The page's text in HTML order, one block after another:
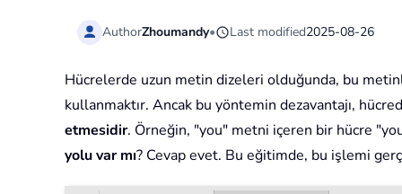
AuthorZhoumandy• Last modified2025-08-26
Hücrelerde uzun metin dizeleri olduğunda, bu
kullanmaktır. Ancak bu yöntemin dezavantajı,
etmesidir. Örneğin, "you" metni içeren bir hücre
yolu var mı? Cevap evet. Bu eğitimde, bu işlemi